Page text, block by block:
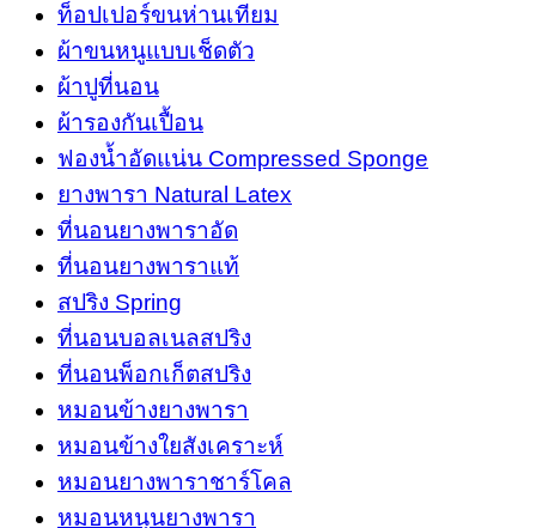
ฟุต
3.5
ฟุต
quantity
ท็อปเปอร์ขนห่านเทียม
ผ้าขนหนูแบบเช็ดตัว
ผ้าปูที่นอน
ผ้ารองกันเปื้อน
ฟองน้ำอัดแน่น Compressed Sponge
ยางพารา Natural Latex
ที่นอนยางพาราอัด
ที่นอนยางพาราแท้
สปริง Spring
ที่นอนบอลเนลสปริง
ที่นอนพ็อกเก็ตสปริง
หมอนข้างยางพารา
หมอนข้างใยสังเคราะห์
หมอนยางพาราชาร์โคล
หมอนหนุนยางพารา